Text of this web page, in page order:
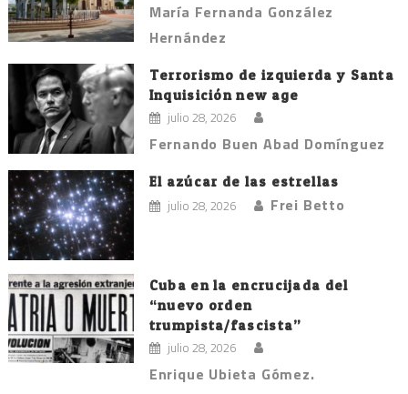
María Fernanda González
Hernández
Terrorismo de izquierda y Santa
Inquisición new age
julio 28, 2026
Fernando Buen Abad Domínguez
El azúcar de las estrellas
julio 28, 2026 Frei Betto
Cuba en la encrucijada del
“nuevo orden
trumpista/fascista”
julio 28, 2026
Enrique Ubieta Gómez.